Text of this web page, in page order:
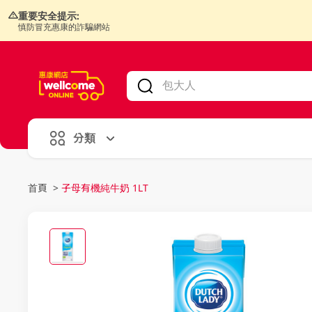
重要安全提示:
慎防冒充惠康的詐騙網站
分類
首頁 > 子母有機純牛奶 1LT